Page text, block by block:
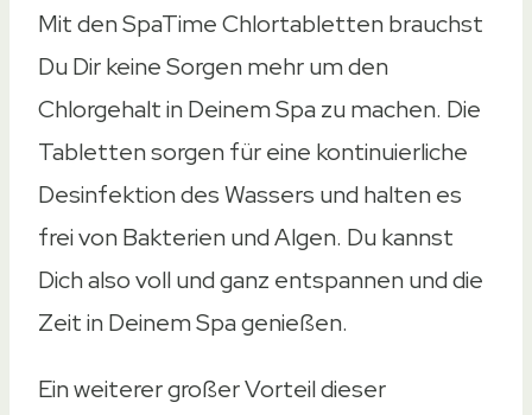
Ja
Ja
Ja
Ja
Ja
AmazonEbay
AmazonEbay
AmazonEbay
AmazonEbay
Mit den SpaTime Chlortabletten brauchst
Du Dir keine Sorgen mehr um den
Chlorgehalt in Deinem Spa zu machen. Die
Tabletten sorgen für eine kontinuierliche
Desinfektion des Wassers und halten es
frei von Bakterien und Algen. Du kannst
Dich also voll und ganz entspannen und die
Zeit in Deinem Spa genießen.
Ein weiterer großer Vorteil dieser